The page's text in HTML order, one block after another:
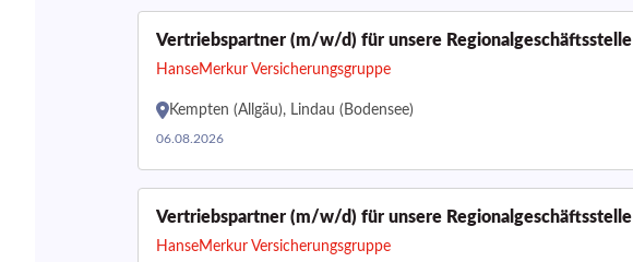
Vertriebspartner (m/w/d) für unsere Regionalgeschäftsstelle
HanseMerkur Versicherungsgruppe
Kempten (Allgäu), Lindau (Bodensee)
06.08.2026
Vertriebspartner (m/w/d) für unsere Regionalgeschäftsstelle
HanseMerkur Versicherungsgruppe